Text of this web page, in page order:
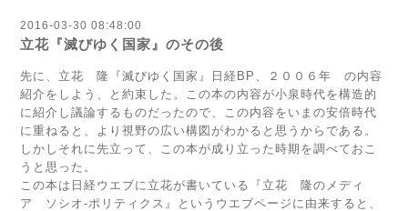
2016-03-30 08:48:00
立花『滅びゆく国家』のその後
先に、立花 隆『滅びゆく国家』日経BP、２００６年 の内容
紹介をしよう、と約束した。この本の内容が小泉時代を構造的
に紹介し議論するものだったので、この内容をいまの安倍時代
に重ねると、より視野の広い構図がわかると思うからである。
しかしそれに先立って、この本が成り立った時期を調べておこ
うと思った。
この本は日経ウエブに立花が書いている『立花 隆のメディ
ア ソシオ-ポリティクス』というウエブページに由来すると、